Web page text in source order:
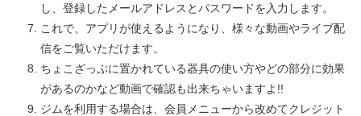
し、登録したメールアドレスとパスワードを入力します。
これで、アプリが使えるようになり、様々な動画やライブ配
信をご覧いただけます。
ちょこざっぷに置かれている器具の使い方やどの部分に効果
があるのかなど動画で確認も出来ちゃいますよ!!
ジムを利用する場合は、会員メニューから改めてクレジット